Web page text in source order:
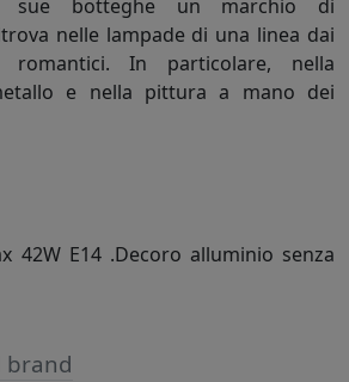
sue botteghe un marchio di
nelle lampade di una linea dai
romantici. In particolare, nella
e nella pittura a mano dei
42W E14 .Decoro alluminio senza
brand